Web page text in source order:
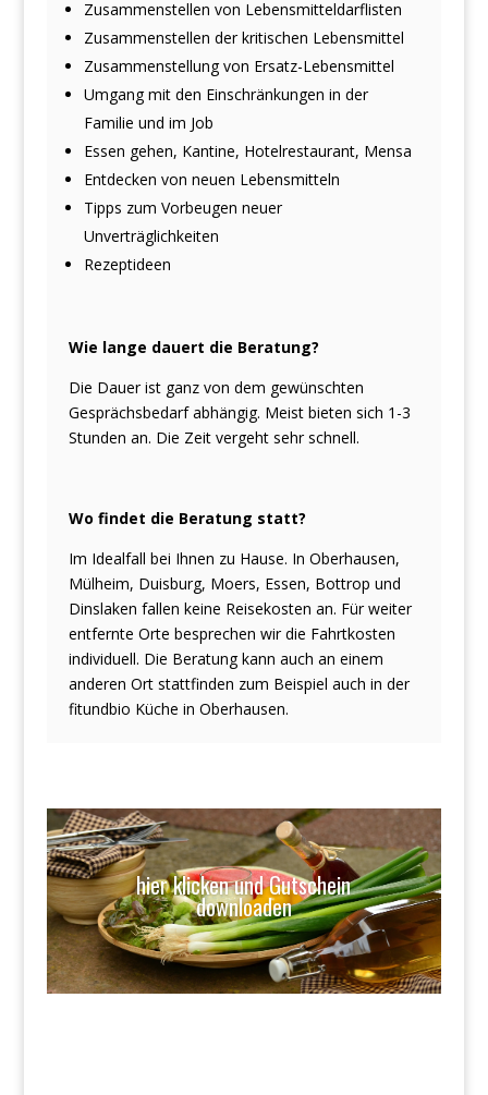
Zusammenstellen von Lebensmitteldarflisten
Zusammenstellen der kritischen Lebensmittel
Zusammenstellung von Ersatz-Lebensmittel
Umgang mit den Einschränkungen in der
Familie und im Job
Essen gehen, Kantine, Hotelrestaurant, Mensa
Entdecken von neuen Lebensmitteln
Tipps zum Vorbeugen neuer
Unverträglichkeiten
Rezeptideen
Wie lange dauert die Beratung?
Die Dauer ist ganz von dem gewünschten
Gesprächsbedarf abhängig. Meist bieten sich 1-3
Stunden an. Die Zeit vergeht sehr schnell.
Wo findet die Beratung statt?
Im Idealfall bei Ihnen zu Hause. In Oberhausen,
Mülheim, Duisburg, Moers, Essen, Bottrop und
Dinslaken fallen keine Reisekosten an. Für weiter
entfernte Orte besprechen wir die Fahrtkosten
individuell. Die Beratung kann auch an einem
anderen Ort stattfinden zum Beispiel auch in der
fitundbio Küche in Oberhausen.
hier klicken und Gutschein
downloaden